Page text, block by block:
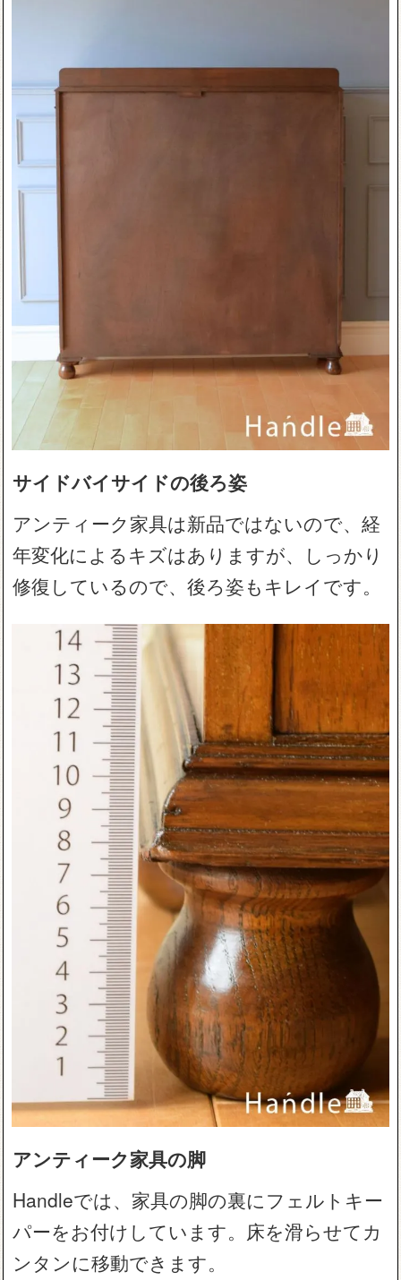
サイドバイサイドの後ろ姿
アンティーク家具は新品ではないので、経
年変化によるキズはありますが、しっかり
修復しているので、後ろ姿もキレイです。
アンティーク家具の脚
Handleでは、家具の脚の裏にフェルトキー
パーをお付けしています。床を滑らせてカ
ンタンに移動できます。